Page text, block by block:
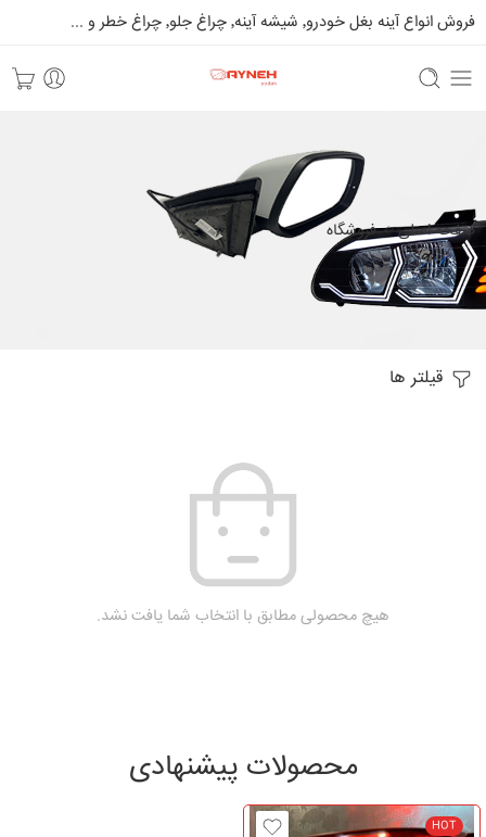
فروش انواع آینه بغل خودرو٬ شیشه آینه٬ چراغ جلو٬ چراغ خطر و ...
صفحه اصلی فروشگاه
قیلتر ها
هیچ محصولی مطابق با انتخاب شما یافت نشد.
محصولات پیشنهادی
HOT